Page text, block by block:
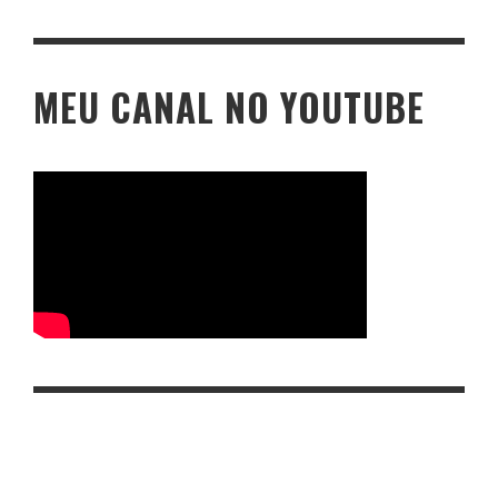
MEU CANAL NO YOUTUBE